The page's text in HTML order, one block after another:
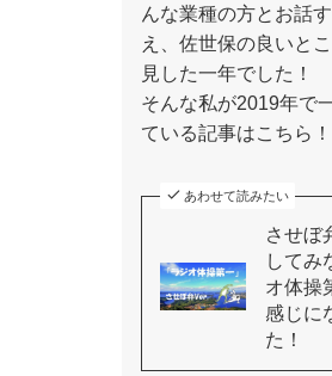
んな業種の方とお話
え、佐世保の良いと
見した一年でした！
そんな私が2019年で
ている記事はこちら！
あわせて読みたい
させぼ
してみ
オ体操
感じに
た！